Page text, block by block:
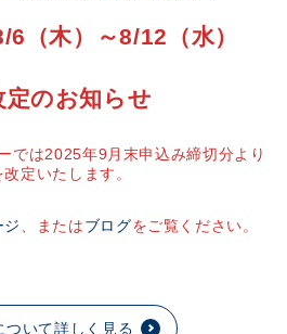
6（木）～8/12（水）
定のお知らせ
では2025年9月末申込み締切分より
定いたします。
ジ 、またはブログをご覧ください。
ついて詳しく見る